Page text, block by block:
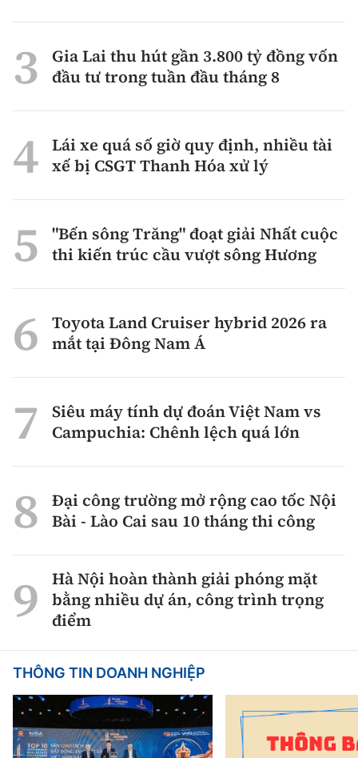
Gia Lai thu hút gần 3.800 tỷ đồng vốn
đầu tư trong tuần đầu tháng 8
Lái xe quá số giờ quy định, nhiều tài
xế bị CSGT Thanh Hóa xử lý
"Bến sông Trăng" đoạt giải Nhất cuộc
thi kiến trúc cầu vượt sông Hương
Toyota Land Cruiser hybrid 2026 ra
mắt tại Đông Nam Á
Siêu máy tính dự đoán Việt Nam vs
Campuchia: Chênh lệch quá lớn
Đại công trường mở rộng cao tốc Nội
Bài - Lào Cai sau 10 tháng thi công
Hà Nội hoàn thành giải phóng mặt
bằng nhiều dự án, công trình trọng
điểm
THÔNG TIN DOANH NGHIỆP